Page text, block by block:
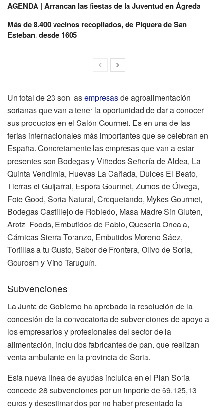
AGENDA | Arrancan las fiestas de la Juventud en Ágreda
Más de 8.400 vecinos recopilados, de Piquera de San
Esteban, desde 1605
Un total de 23 son lasempresasde agroalimentación
sorianas que van a tener la oportunidad de dar a conocer
sus productos en el Salón Gourmet. Es en una de las
ferias internacionales más importantes que se celebran en
España. Concretamente las empresas que van a estar
presentes son Bodegas y Viñedos Señoría de Aldea, La
Quinta Vendimia, Huevas La Cañada, Dulces El Beato,
Tierras el Guijarral, Espora Gourmet, Zumos de Ólvega,
Foie Good, Soria Natural, Croquetando, Mykes Gourmet,
Bodegas Castillejo de Robledo, Masa Madre Sin Gluten,
Arotz Foods, Embutidos de Pablo, Quesería Oncala,
Cárnicas Sierra Toranzo, Embutidos Moreno Sáez,
Tortillas a tu Gusto, Sabor de Frontera, Olivo de Soria,
Gourosm y Vino Taruguín.
Subvenciones
La Junta de Gobierno ha aprobado la resolución de la
concesión de la convocatoria de subvenciones de apoyo a
los empresarios y profesionales del sector de la
alimentación, incluidos fabricantes de pan, que realizan
venta ambulante en la provincia de Soria.
Esta nueva línea de ayudas incluida en el Plan Soria
concede 28 subvenciones por un importe de 69.125,13
euros y desestimar dos por no haber presentado la